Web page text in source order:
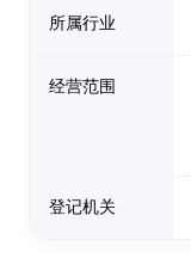
所属行业
经营范围
登记机关